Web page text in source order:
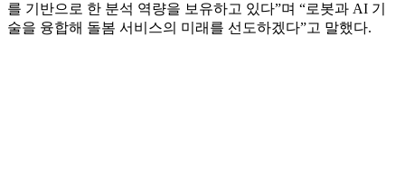
를 기반으로 한 분석 역량을 보유하고 있다”며 “로봇과 AI 기
술을 융합해 돌봄 서비스의 미래를 선도하겠다”고 말했다.